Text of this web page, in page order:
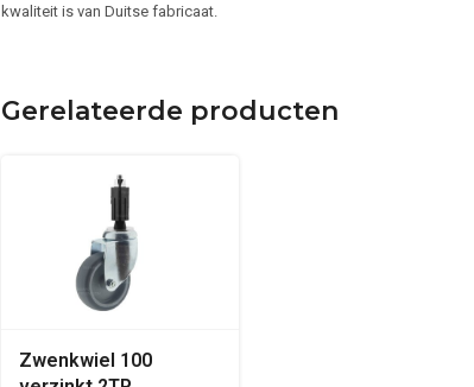
kwaliteit is van Duitse fabricaat.
Gerelateerde producten
Zwenkwiel 100